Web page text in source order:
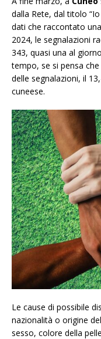
dalla Rete, dal titolo
dati che raccontato
2024, le segnalazioni
343, quasi una al
tempo, se si pensa
delle segnalazioni, il
cuneese.
Le cause di possibile
nazionalità o origine
sesso, colore della